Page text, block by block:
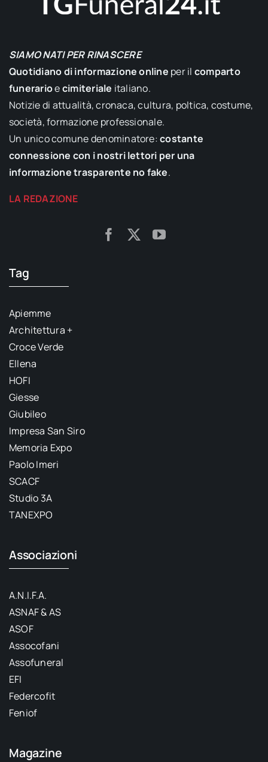
SIAMO NATI PER RINASCERE
Quotidiano di informazione online per il comparto
funerarioecimiteriale italiano.
Notizie di attualità, cronaca, cultura, poltica, costume,
società, formazione professionale.
Un unico comune denominatore:costante
connessione con i nostri lettori per una
informazione trasparente no fake.
LA REDAZIONE
Tag
Apiemme
Architettura +
Croce Verde
Ellena
HOFI
Giesse
Giubileo
Impresa San Siro
Memoria Expo
Paolo Imeri
SCACF
Studio 3A
TANEXPO
Associazioni
A.N.I.F.A.
ASNAF & AS
ASOF
Assocofani
Assofuneral
EFI
Federcofit
Feniof
Magazine